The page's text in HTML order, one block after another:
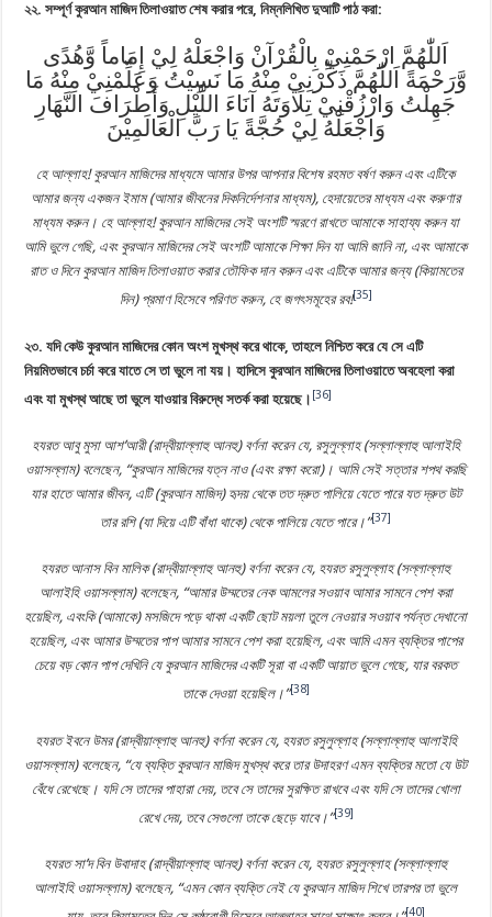
২২. সম্পূর্ণ কুরআন মাজিদ তিলাওয়াত শেষ করার পরে, নিম্নলিখিত দুআটি পাঠ করা:
اَللّٰهُمَّ ارْحَمْنِيْ بِالْقُرْآنْ وَاجْعَلْهُ لِيْ إِمَاماً وَّهُدًى
وَّرَحْمَةً اَللّٰهُمَّ ذَكِّرْنِيْ مِنْهُ مَا نَسِيْتُ وَعَلِّمْنِيْ مِنْهُ مَا
جَهِلْتُ وَارْزُقْنِيْ تِلَاوَتَهُ آنَاءَ اللَّيْلِ وَأَطْرَافَ النَّهَارِ
وَاجْعَلْهُ لِيْ حُجَّةً يَا رَبَّ الْعَالَمِيْنَ
হে আল্লাহ! কুরআন মাজিদের মাধ্যমে আমার উপর আপনার বিশেষ রহমত বর্ষণ করুন এবং এটিকে
আমার জন্য একজন ইমাম (আমার জীবনের দিকনির্দেশনার মাধ্যম), হেদায়েতের মাধ্যম এবং করুণার
মাধ্যম করুন। হে আল্লাহ! কুরআন মাজিদের সেই অংশটি স্মরণে রাখতে আমাকে সাহায্য করুন যা
আমি ভুলে গেছি, এবং কুরআন মাজিদের সেই অংশটি আমাকে শিক্ষা দিন যা আমি জানি না, এবং আমাকে
রাত ও দিনে কুরআন মাজিদ তিলাওয়াত করার তৌফিক দান করুন এবং এটিকে আমার জন্য (কিয়ামতের
দিন) প্রমাণ হিসেবে পরিণত করুন, হে জগৎসমূহের রব![35]
২৩.‎ যদি কেউ কুরআন মাজিদের কোন অংশ মুখস্থ করে থাকে, তাহলে নিশ্চিত করে যে সে এটি
নিয়মিতভাবে চর্চা করে যাতে সে তা ভুলে না যয়। হাদিসে কুরআন মাজিদের তিলাওয়াতে অবহেলা করা
এবং যা মুখস্থ আছে তা ভুলে যাওয়ার বিরুদ্ধে সতর্ক করা হয়েছে। [36]
হযরত আবু মুসা আশ’আরী (রাদ্বীয়াল্লাহু আনহু) বর্ণনা করেন যে, রসুলুল্লাহ (সল্লাল্লাহু আলাইহি
ওয়াসল্লাম) বলেছেন, “কুরআন মাজিদের যত্ন নাও (এবং রক্ষা করো)। আমি সেই সত্তার শপথ করছি
যার হাতে আমার জীবন, এটি (কুরআন মাজিদ) হৃদয় থেকে তত দ্রুত পালিয়ে যেতে পারে যত দ্রুত উট
তার রশি (যা দিয়ে এটি বাঁধা থাকে) থেকে পালিয়ে যেতে পারে।”[37]
হযরত আনাস বিন মালিক (রাদ্বীয়াল্লাহু আনহু) বর্ণনা করেন যে, হযরত রসুলুল্লাহ (সল্লাল্লাহু
আলাইহি ওয়াসল্লাম) বলেছেন, “আমার উম্মতের নেক আমলের সওয়াব আমার সামনে পেশ করা
হয়েছিল, এবংকি (আমাকে) মসজিদে পড়ে থাকা একটি ছোট ময়লা তুলে নেওয়ার সওয়াব পর্যন্ত দেখানো
হয়েছিল, এবং আমার উম্মতের পাপ আমার সামনে পেশ করা হয়েছিল, এবং আমি এমন ব্যক্তির পাপের
চেয়ে বড় কোন পাপ দেখিনি যে কুরআন মাজিদের একটি সূরা বা একটি আয়াত ভুলে গেছে, যার বরকত
তাকে দেওয়া হয়েছিল।”[38]
হযরত ইবনে উমর (রাদ্বীয়াল্লাহু আনহু) বর্ণনা করেন যে, হযরত রসুলুল্লাহ (সল্লাল্লাহু আলাইহি
ওয়াসল্লাম) বলেছেন, “যে ব্যক্তি কুরআন মাজিদ মুখস্থ করে তার উদাহরণ এমন ব্যক্তির মতো যে উট
বেঁধে রেখেছে। যদি সে তাদের পাহারা দেয়, তবে সে তাদের সুরক্ষিত রাখবে এবং যদি সে তাদের খোলা
রেখে দেয়, তবে সেগুলো তাকে ছেড়ে যাবে।”[39]
হযরত সা’দ বিন উবাদাহ (রাদ্বীয়াল্লাহু আনহু) বর্ণনা করেন যে, হযরত রসুলুল্লাহ (সল্লাল্লাহু
আলাইহি ওয়াসল্লাম) বলেছেন, “এমন কোন ব্যক্তি নেই যে কুরআন মাজিদ শিখে তারপর তা ভুলে
[40]